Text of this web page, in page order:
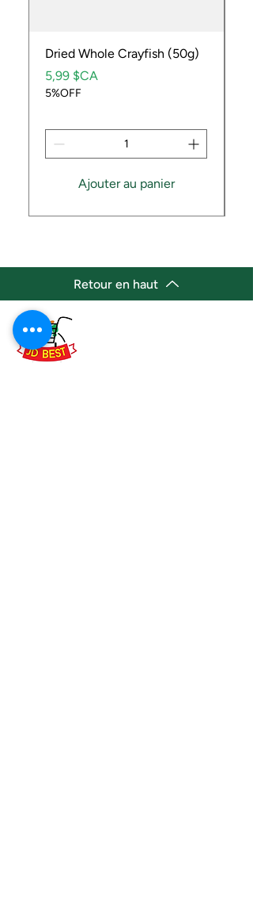
Dried Whole Crayfish (50g)
Prix
5,99 $CA
5%OFF
Ajouter au panier
Retour en haut